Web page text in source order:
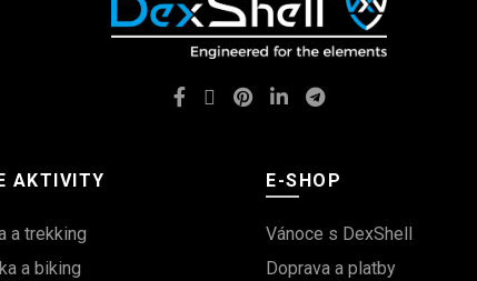
AKTIVITY
a trekking
a biking
E-SHOP
Vánoce s DexShell
Doprava a platby